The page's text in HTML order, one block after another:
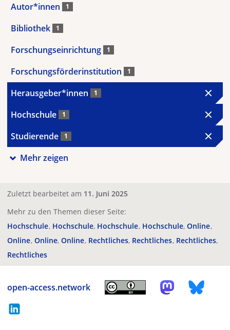
Autor*innen 1
Bibliothek 1
Forschungseinrichtung 1
Forschungsförderinstitution 1
Herausgeber*innen 1
Hochschule 1
Studierende 1
Mehr zeigen
Zuletzt bearbeitet am 11. Juni 2025
Mehr zu den Themen dieser Seite:
Hochschule Hochschule Hochschule Hochschule Online
Online Online Online Rechtliches Rechtliches Rechtliches
Rechtliches
open-access.network